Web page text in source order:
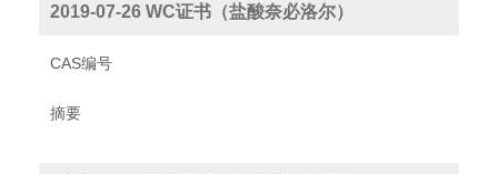
2019-07-26 WC证书（盐酸奈必洛尔）
CAS编号
摘要